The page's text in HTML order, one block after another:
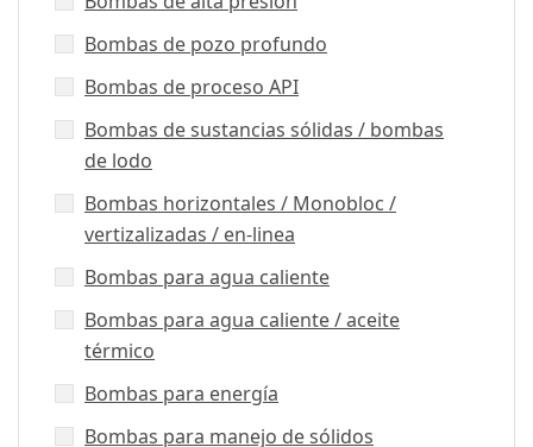
Bombas de pozo profundo
Bombas de proceso API
Bombas de sustancias sólidas / bombas
de lodo
Bombas horizontales / Monobloc /
vertizalizadas / en-linea
Bombas para agua caliente
Bombas para agua caliente / aceite
térmico
Bombas para energía
Bombas para manejo de sólidos